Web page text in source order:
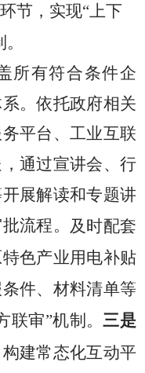
节，实现“ 上下
所有符合条件企
。依托政府相关
平台、工业互联
通过宣讲会、行
展解读和专题讲
流程。 及时配套
色产业用电补贴
件、材料清单等
联审”机制。三是
构建常态化互动平